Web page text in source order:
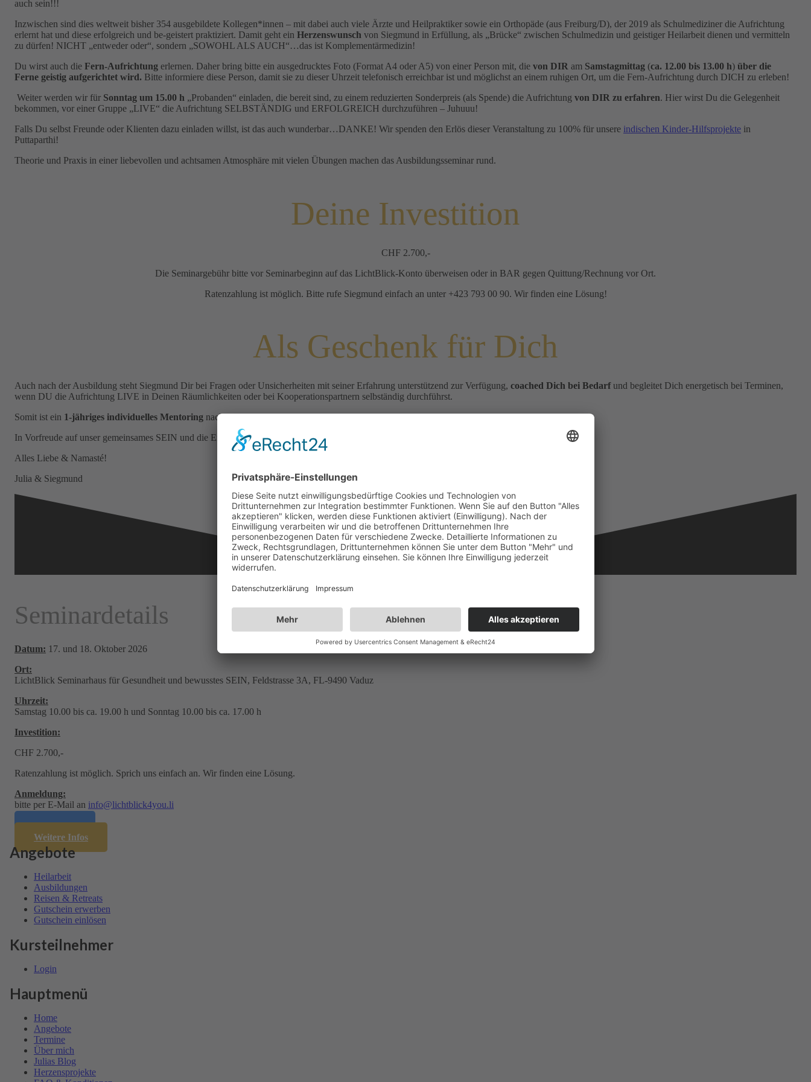
auch sein!!!
Inzwischen sind dies weltweit bisher 354 ausgebildete Kollegen*innen – mit dabei auch viele Ärzte und Heilpraktiker sowie ein Orthopäde (aus Freiburg/D), der 2019 als Schulmediziner die Aufrichtung
erlernt hat und diese erfolgreich und be-geistert praktiziert. Damit geht ein Herzenswunsch von Siegmund in Erfüllung, als „Brücke“ zwischen Schulmedizin und geistiger Heilarbeit dienen und vermitteln
zu dürfen! NICHT „entweder oder“, sondern „SOWOHL ALS AUCH“…das ist Komplementärmedizin!
Du wirst auch die Fern-Aufrichtung erlernen. Daher bring bitte ein ausgedrucktes Foto (Format A4 oder A5) von einer Person mit, die von DIR am Samstagmittag (ca. 12.00 bis 13.00 h) über die
Ferne geistig aufgerichtet wird. Bitte informiere diese Person, damit sie zu dieser Uhrzeit telefonisch erreichbar ist und möglichst an einem ruhigen Ort, um die Fern-Aufrichtung durch DICH zu erleben!
Weiter werden wir für Sonntag um 15.00 h „Probanden“ einladen, die bereit sind, zu einem reduzierten Sonderpreis (als Spende) die Aufrichtung von DIR zu erfahren. Hier wirst Du die Gelegenheit
bekommen, vor einer Gruppe „LIVE“ die Aufrichtung SELBSTÄNDIG und ERFOLGREICH durchzuführen – Juhuuu!
Falls Du selbst Freunde oder Klienten dazu einladen willst, ist das auch wunderbar…DANKE! Wir spenden den Erlös dieser Veranstaltung zu 100% für unsere indischen Kinder-Hilfsprojekte in
Puttaparthi!
Theorie und Praxis in einer liebevollen und achtsamen Atmosphäre mit vielen Übungen machen das Ausbildungsseminar rund.
Deine Investition
CHF 2.700,-
Die Seminargebühr bitte vor Seminarbeginn auf das LichtBlick-Konto überweisen oder in BAR gegen Quittung/Rechnung vor Ort.
Ratenzahlung ist möglich. Bitte rufe Siegmund einfach an unter +423 793 00 90. Wir finden eine Lösung!
Als Geschenk für Dich
Auch nach der Ausbildung steht Siegmund Dir bei Fragen oder Unsicherheiten mit seiner Erfahrung unterstützend zur Verfügung, coached Dich bei Bedarfund begleitet Dich energetisch bei Terminen,
wenn DU die Aufrichtung LIVE in Deinen Räumlichkeiten oder bei Kooperationspartnern selbständig durchführst.
Somit ist ein 1-jähriges individuelles Mentoring nach Deiner Einweihung in die Energie der Aufrichtung als„Bonus“im Seminarpreis enthalten!
In Vorfreude auf unser gemeinsames SEIN und die Erfahrungen mit Dir verbleiben wir mit lichtvollen Herzensgrüßen aus Liechtenstein.
Alles Liebe & Namasté!
Julia & Siegmund
Seminardetails
Datum: 17. und 18. Oktober 2026
Ort:
LichtBlick Seminarhaus für Gesundheit und bewusstes SEIN, Feldstrasse 3A, FL-9490 Vaduz
Uhrzeit:
Samstag 10.00 bis ca. 19.00 h und Sonntag 10.00 bis ca. 17.00 h
Investition:
CHF 2.700,-
Ratenzahlung ist möglich. Sprich uns einfach an. Wir finden eine Lösung.
Anmeldung:
bitte per E-Mail an info@lichtblick4you.li
Anmelden
Weitere Infos
Angebote
Heil­arbeit
Ausbil­dungen
Reisen & Retreats
Gutschein erwerben
Gutschein einlösen
Kursteilnehmer
Login
Hauptmenü
Home
Angebote
Termine
Über mich
Julias Blog
Herzensprojekte